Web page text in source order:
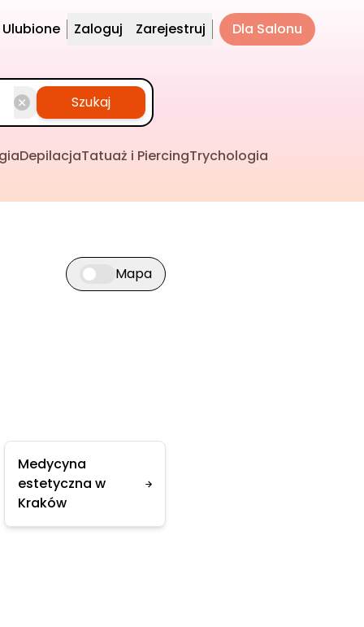
Ulubione Zaloguj Zarejestruj Dla Salonu
Szukaj
DepilacjaTatuaż i PiercingTrychologia
Przełącz widok mapy
Mapa
Medycyna
estetyczna w
Kraków